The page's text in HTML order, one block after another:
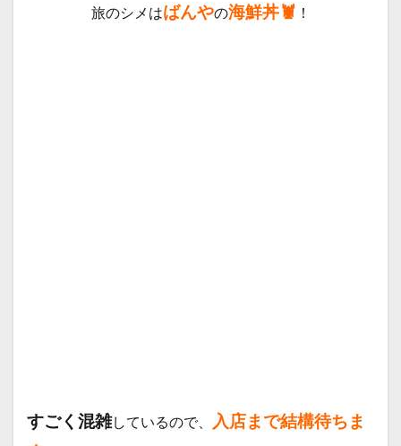
旅のシメはばんやの海鮮丼🦞 ！
すごく混雑しているので、
入店まで結構待ちま